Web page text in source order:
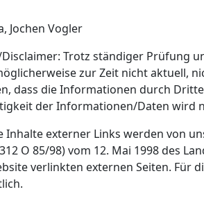
Jochen Vogler
Trotz ständiger Prüfung
zur Zeit nicht aktuell,
dass die Informationen durch
der Informationen/Daten wird
Inhalte externer Links werden von
O 85/98) vom 12. Mai 1998 des
verlinkten externen Seiten. Für